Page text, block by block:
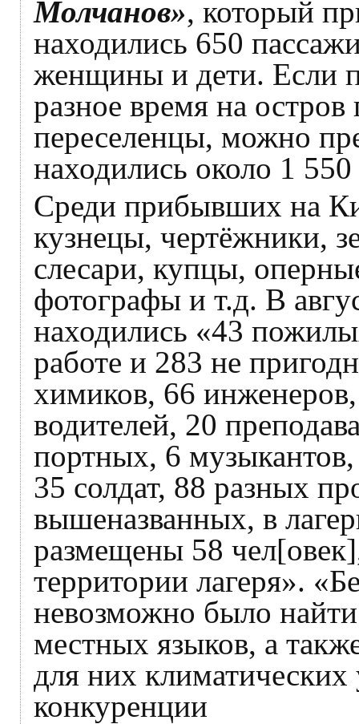
Молчанов», который
находились 650
женщины и дети. Если
разное время на
переселенцы, можно
находились около 1
Среди прибывших на
кузнецы, чертёжники,
слесари, купцы,
фотографы и т.д. В
находились «43
работе и 283 не
химиков, 66
водителей, 20
портных, 6
35 солдат, 88 разных
вышеназванных, в
размещены 58
территории лагеря».
невозможно было найти
местных языков, а
для них
конкуренции